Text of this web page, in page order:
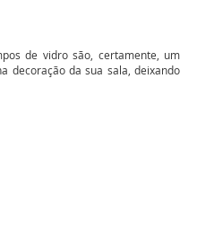
de vidro são, certamente, um
decoração da sua sala, deixando